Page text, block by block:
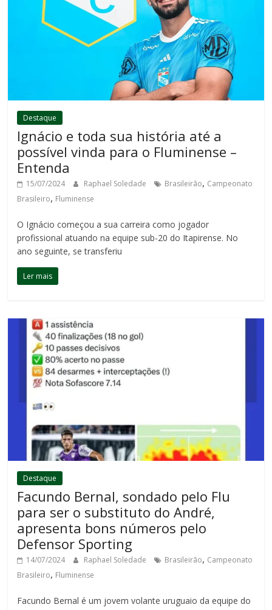
Destaque
Ignácio e toda sua história até a
possível vinda para o Fluminense –
Entenda
15/07/2024 Raphael Soledade Brasileirão, Campeonato
Brasileiro, Fluminense
O Ignácio começou a sua carreira como jogador
profissional atuando na equipe sub-20 do Itapirense. No
ano seguinte, se transferiu
Ler mais
Destaque
Facundo Bernal, sondado pelo Flu
para ser o substituto do André,
apresenta bons números pelo
Defensor Sporting
14/07/2024 Raphael Soledade Brasileirão, Campeonato
Brasileiro, Fluminense
Facundo Bernal é um jovem volante uruguaio da equipe do